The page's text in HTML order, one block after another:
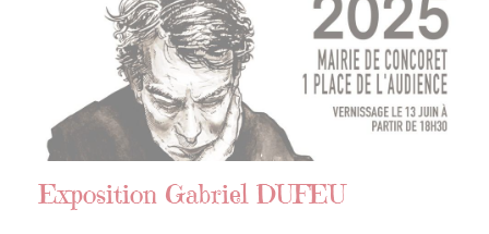
Exposition Gabriel DUFEU